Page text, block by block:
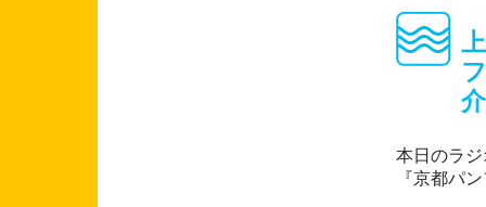
本日のラ
『京都パ